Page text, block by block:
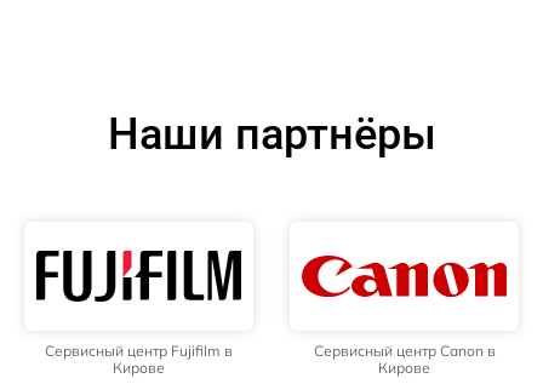
Наши партнёры
Сервисный центр Fujifilm в
Кирове
Сервисный центр Canon в
Кирове